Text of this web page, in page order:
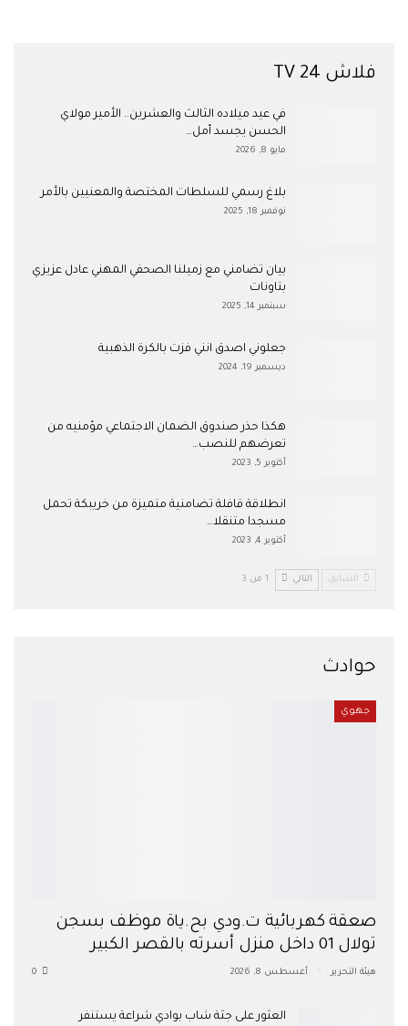
فلاش 24 TV
في عيد ميلاده الثالث والعشرين.. الأمير مولاي
الحسن يجسد أمل…
مايو 8, 2026
بلاغ رسمي للسلطات المختصة والمعنيين بالأمر
نوفمبر 18, 2025
بيان تضامني مع زميلنا الصحفي المهني عادل عزيزي
بتاونات
سبتمبر 14, 2025
جعلوني اصدق انني فزت بالكرة الذهبية
ديسمبر 19, 2024
هكذا حذر صندوق الضمان الاجتماعي مؤمنيه من
تعرضهم للنصب…
أكتوبر 5, 2023
انطلاقة قافلة تضامنية متميزة من خريبكة تحمل
مسجدا متنقلا…
أكتوبر 4, 2023
السابق التالي 1 من 3
حوادث
جهوي
صعقة كهربائية ت.ودي بح.ياة موظف بسجن
تولال 01 داخل منزل أسرته بالقصر الكبير
هيئة التحرير أغسطس 8, 2026
العثور على جثة شاب بوادي شراعة يستنفر